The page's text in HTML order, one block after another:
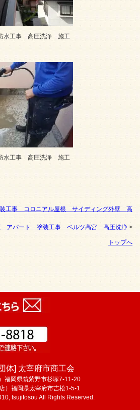
水工事 高圧洗浄 施工
水工事 高圧洗浄 施工
工事 コロニアル屋根 サイディング外壁 高
アパート 塗装工事 ベルツ高宮 高圧洗浄 >
トップへ
体] 太宰府市商工会
）福岡県筑紫野市杉塚7-11-20
店）福岡県太宰府市吉松1-5-1
tsujitosou All Rights Reserved.